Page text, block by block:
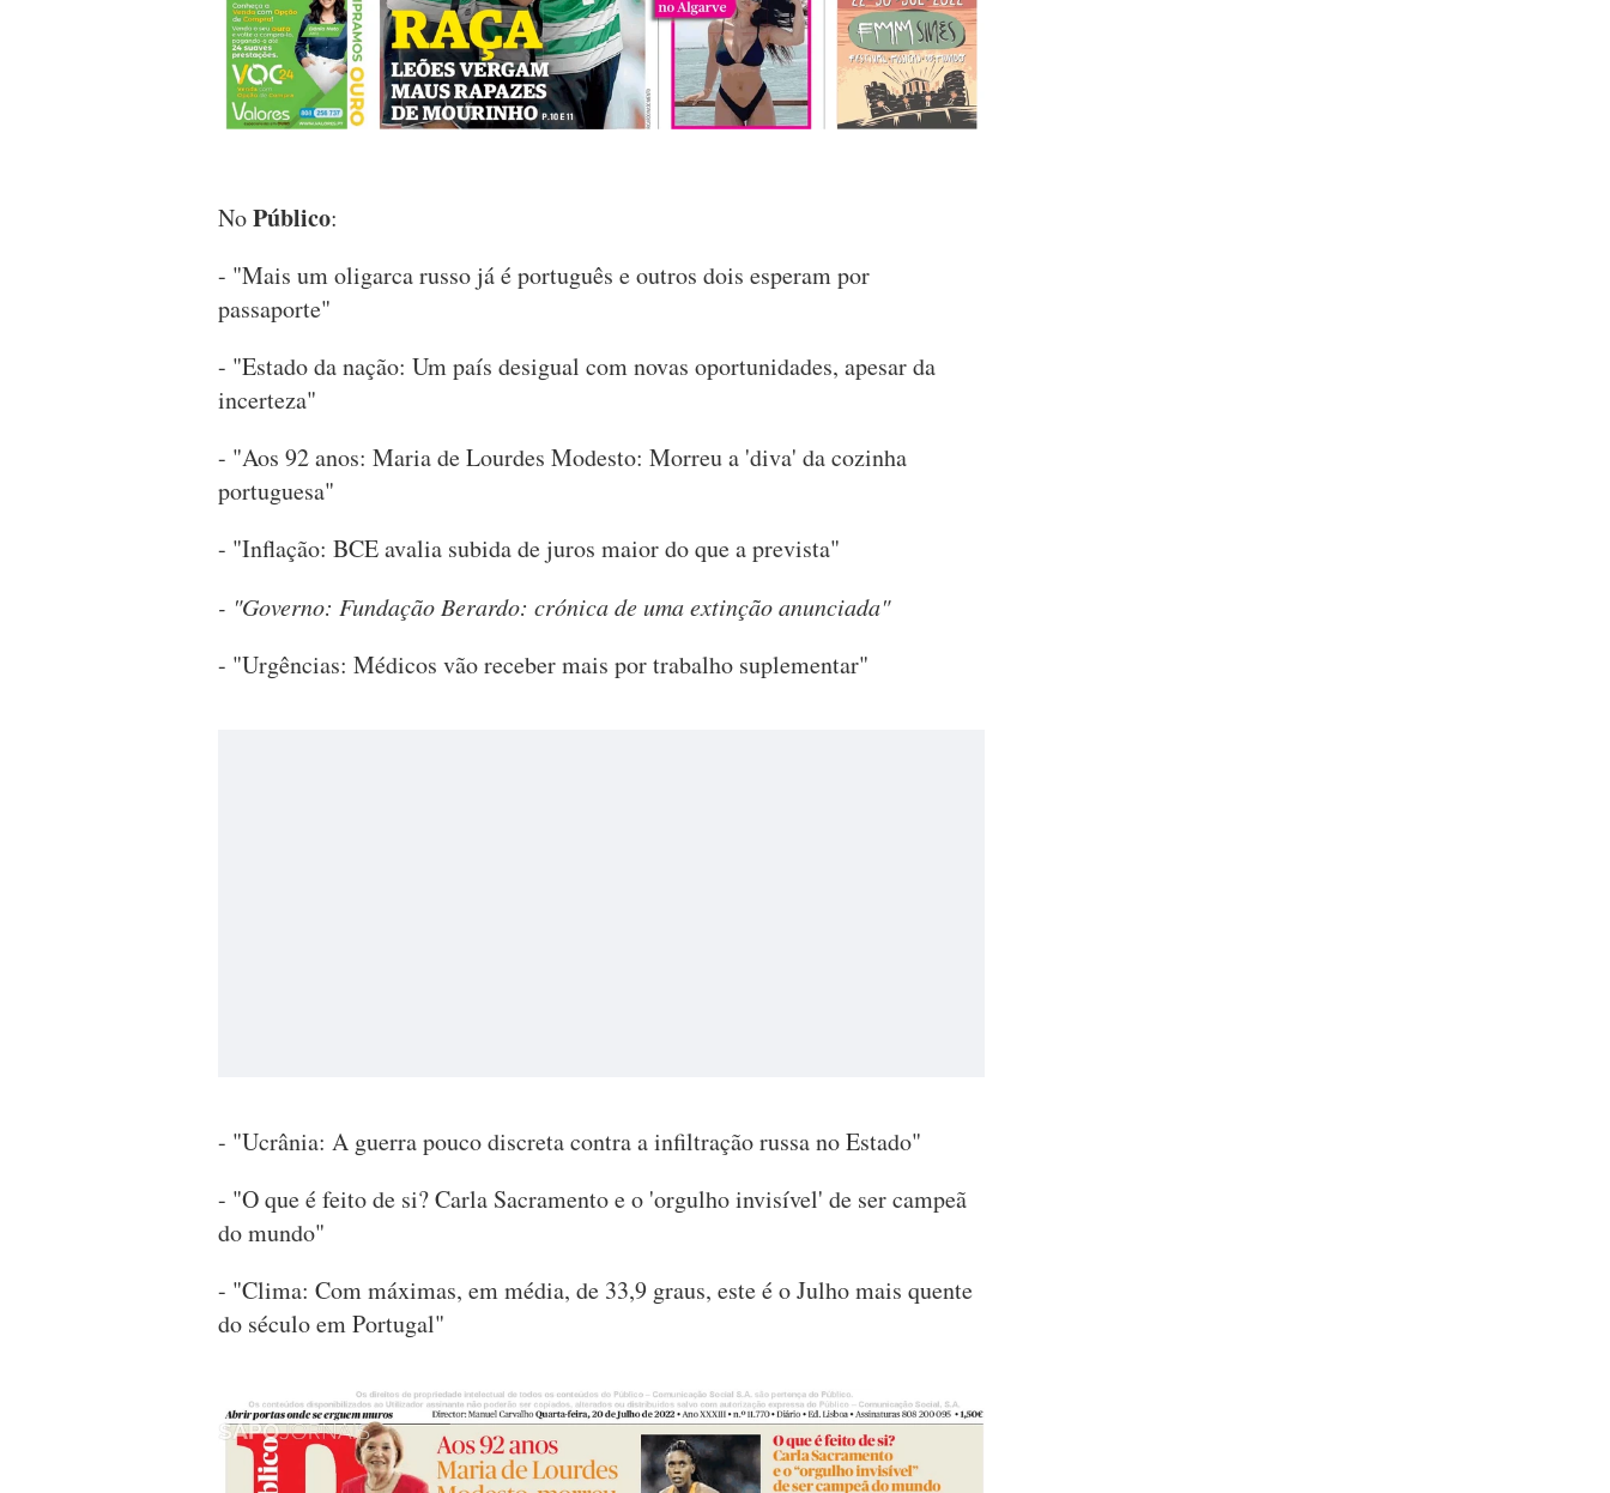
NoPúblico:
- "Mais um oligarca russo já é português e outros dois esperam por
passaporte"
- "Estado da nação: Um país desigual com novas oportunidades, apesar da
incerteza"
- "Aos 92 anos: Maria de Lourdes Modesto: Morreu a 'diva' da cozinha
portuguesa"
- "Inflação: BCE avalia subida de juros maior do que a prevista"
- "Governo: Fundação Berardo: crónica de uma extinção anunciada"
- "Urgências: Médicos vão receber mais por trabalho suplementar"
- "Ucrânia: A guerra pouco discreta contra a infiltração russa no Estado"
- "O que é feito de si? Carla Sacramento e o 'orgulho invisível' de ser campeã
do mundo"
- "Clima: Com máximas, em média, de 33,9 graus, este é o Julho mais quente
do século em Portugal"